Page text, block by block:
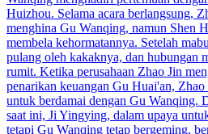
Huizhou. Selama acara berlangsung,
menghina Gu Wanqing, namun Shen
membela kehormatannya. Setelah
pulang oleh kakaknya, dan hubungan
rumit. Ketika perusahaan Zhao Jin
penarikan keuangan Gu Huai'an,
untuk berdamai dengan Gu Wanqing.
saat ini, Ji Yingying, dalam upaya
tetapi Gu Wanqing tetap bergeming,